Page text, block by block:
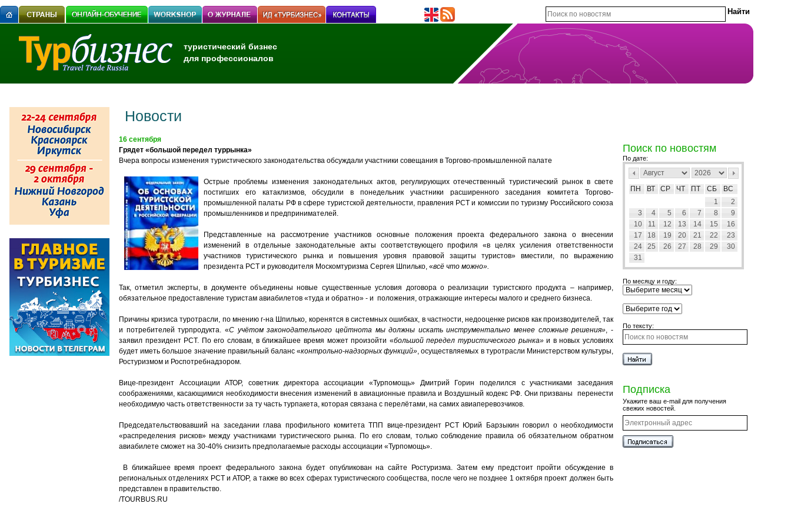
туристический бизнес
для профессионалов
Новости
16 сентября
Грядет «большой передел туррынка»
Вчера вопросы изменения туристического законодательства обсуждали участники совещания в Торгово-промышленной палате
Острые проблемы изменения законодательных актов, регулирующих отечественный туристический рынок в свете
постигших его катаклизмов, обсудили в понедельник участники расширенного заседания комитета Торгово-
промышленной палаты РФ в сфере туристской деятельности, правления РСТ и комиссии по туризму Российского союза
промышленников и предпринимателей.
Представленные на рассмотрение участников основные положения проекта федерального закона о внесении
изменений в отдельные законодательные акты соответствующего профиля «в целях усиления ответственности
участников туристического рынка и повышения уровня правовой защиты туристов» вместили, по выражению
президента РСТ и руководителя Москомтуризма Сергея Шпилько, «всё что можно».
Так, отметил эксперты, в документе объединены новые существенные условия договора о реализации туристского продукта – например,
обязательное предоставление туристам авиабилетов «туда и обратно» - и положения, отражающие интересы малого и среднего бизнеса.
Причины кризиса туротрасли, по мнению г-на Шпилько, коренятся в системных ошибках, в частности, недооценке рисков как производителей, так
и потребителей турпродукта. «С учётом законодательного цейтнота мы должны искать инструментальноменее сложные решения», -
заявил президент РСТ. По его словам, в ближайшее время может произойти «большой передел туристического рынка»и в новых условиях
будет иметь большое значение правильный баланс «контрольно-надзорных функций», осуществляемых в туротрасли Министерством культуры,
Ростуризмом и Роспотребнадзором.
Вице-президент Ассоциации АТОР, советник директора ассоциации «Турпомощь» Дмитрий Горин поделился с участниками заседания
соображениями, касающимися необходимости внесения изменений в авиационные правила и Воздушный кодекс РФ. Они призваны перенести
необходимую часть ответственности за ту часть турпакета, которая связана с перелётами, на самих авиаперевозчиков.
Председательствовавший на заседании глава профильного комитета ТПП вице-президент РСТ Юрий Барзыкин говорил о необходимости
«распределения рисков» между участниками туристического рынка. По его словам, только соблюдение правила об обязательном обратном
авиабилете cможет на 30-40% снизить предполагаемые расходы ассоциации «Турпомощь».
В ближайшее время проект федерального закона будет опубликован на сайте Ростуризма. Затем ему предстоит пройти обсуждение в
региональных отделениях РСТ и АТОР, а также во всех сферах туристического сообщества, после чего не позднее 1 октября проект должен быть
представлен в правительство.
/TOURBUS.RU
Поиск по новостям
По дате:
ПН ВТ СР ЧТ ПТ СБ
ВС
1
2
3
4 5 6 7 8
9
10
11 12 13 14 15
16
17
18 19 20 21 22
23
24
25 26 27 28 29
30
31
По месяцу и году:
По тексту:
Подписка
Укажите ваш e-mail для получения
свежих новостей.